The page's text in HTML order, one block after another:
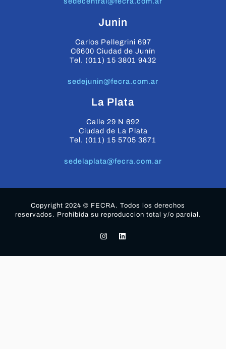
Junin
Carlos Pellegrini 697
C6600 Ciudad de Junín
Tel. (011) 15 3801 9432
sedejunin@fecra.com.ar
La Plata
Calle 29 N 692
Ciudad de La Plata
Tel. (011) 15 5705 3871
sedelaplata@fecra.com.ar
Copyright 2024 © FECRA. Todos los derechos
reservados. Prohibida su reproduccion total y/o parcial.